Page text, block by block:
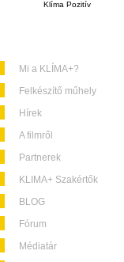
Klíma Pozitív
Mi a KLÍMA+?
Felkészítő műhely
Hírek
A filmről
Partnerek
KLIMA+ Szakértők
BLOG
Fórum
Médiatár